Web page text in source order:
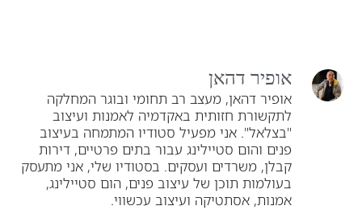
אופיר דהאן
אופיר דהאן, מעצב רב תחומי ובוגר המחלקה
לתקשורת חזותית באקדמיה לאמנות ועיצוב
"בצלאל". אני מפעיל סטודיו המתמחה בעיצוב
פנים והום סטיילינג עבור בתים פרטיים, דירות
קבלן, משרדים ועסקים. בסטודיו שלי, אני מתעסק
בעולמות תוכן של עיצוב פנים, הום סטיילינג,
אמנות, אסתטיקה ועיצוב עכשווי.